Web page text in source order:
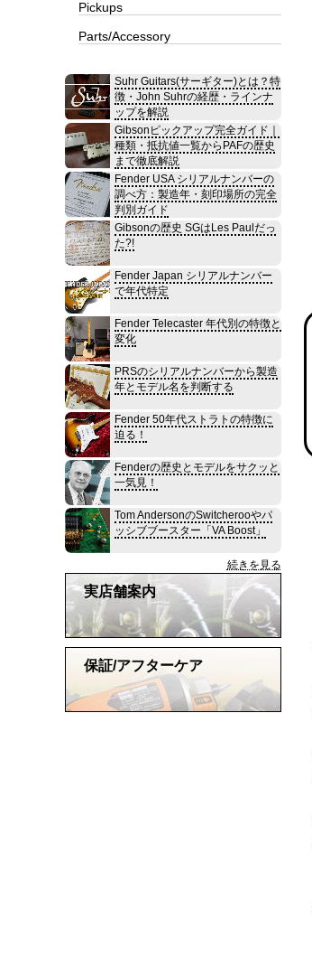
Pickups
Parts/Accessory
Suhr Guitars(サーギター)とは？特
徴・John Suhrの経歴・ラインナ
ップを解説
Gibsonピックアップ完全ガイド｜
種類・抵抗値一覧からPAFの歴史
まで徹底解説
Fender USA シリアルナンバーの
調べ方：製造年・刻印場所の完全
判別ガイド
Gibsonの歴史 SGはLes Paulだっ
た?!
Fender Japan シリアルナンバー
で年代特定
Fender Telecaster 年代別の特徴と
変化
PRSのシリアルナンバーから製造
年とモデル名を判断する
Fender 50年代ストラトの特徴に
迫る！
Fenderの歴史とモデルをサクッと
一気見！
Tom AndersonのSwitcherooやパ
ッシブブースター「VA Boost」
続きを見る
実店舗案内
保証/アフターケア